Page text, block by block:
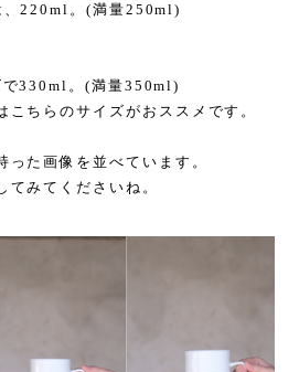
、220ml。(満量250ml)
330ml。(満量350ml)
こちらのサイズがおススメです。
た画像を並べています。
てみてくださいね。